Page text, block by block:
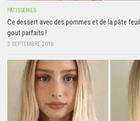
PÂTISSERIES
Ce dessert avec des pommes et de la pâte
gout parfaits !
3 SEPTEMBRE 2016